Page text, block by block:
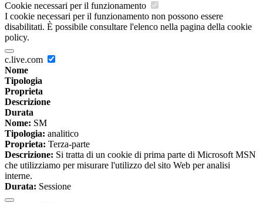
Cookie necessari per il funzionamento
I cookie necessari per il funzionamento non possono essere
disabilitati. È possibile consultare l'elenco nella pagina della cookie
policy.
c.live.com
Nome
Tipologia
Proprieta
Descrizione
Durata
Nome: SM
Tipologia: analitico
Proprieta: Terza-parte
Descrizione: Si tratta di un cookie di prima parte di Microsoft MSN
che utilizziamo per misurare l'utilizzo del sito Web per analisi
interne.
Durata: Sessione